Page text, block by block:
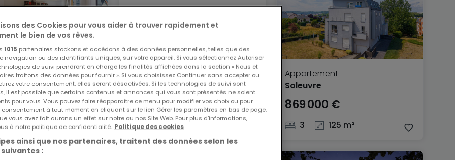
€
77 m²
Appartement
Oberkorn
949 000 €
3 210 m²
Appartement
Soleuvre
869 000 €
3 125 m²
des Cookies pour vous aider à trouver rapidement et
le bien de vos rêves.
1015 partenaires stockons et accédons à des données personnelles, telles que des
navigation ou des identifiants uniques, sur votre appareil. Si vous sélectionnez Autoriser
de suivi prendront en charge les finalités affichées dans la section « Nous et
traitons des données pour fournir ». Si vous choisissez Continuer sans accepter ou
votre consentement, elles seront désactivées. Si les technologies de suivi sont
il est possible que certains contenus et annonces qui vous sont présentés ne soient
pour vous. Vous pouvez faire réapparaître ce menu pour modifier vos choix ou pour
consentement à tout moment en cliquant sur le lien Gérer les paramètres en bas de page.
vous avez fait aurons un effet sur notre ou nos Site Web. Pour plus d’informations,
à notre politique de confidentialité. Politique des cookies
ainsi que nos partenaires, traitent des données selon les
: